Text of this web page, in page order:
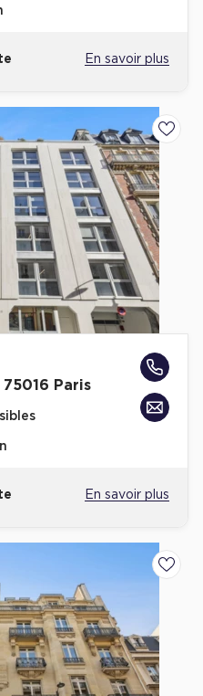
En savoir plus
75016 Paris
En savoir plus